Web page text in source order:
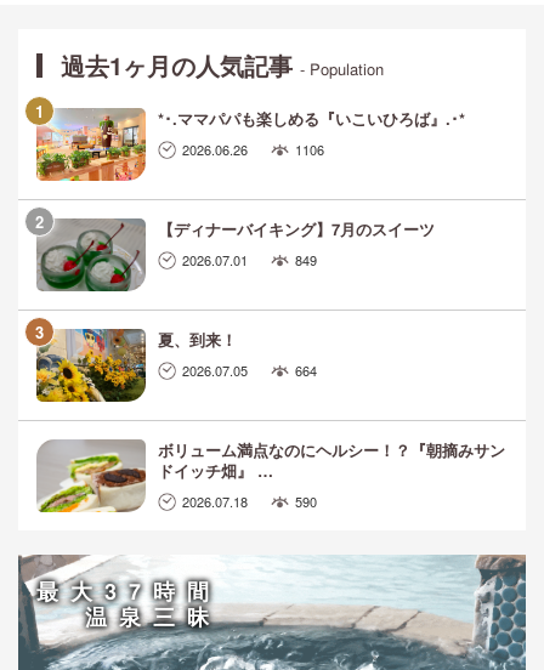
過去1ヶ月の人気記事- Population
*･.ママパパも楽しめる『いこいひろば』.･*
2026.06.26 1106
【ディナーバイキング】7月のスイーツ
2026.07.01 849
夏、到来！
2026.07.05 664
ボリューム満点なのにヘルシー！？『朝摘みサン
ドイッチ畑』 …
2026.07.18 590
最大37時間
温泉三昧